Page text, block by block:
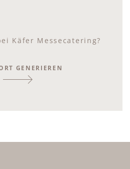
Käfer Messecatering?
GENERIEREN